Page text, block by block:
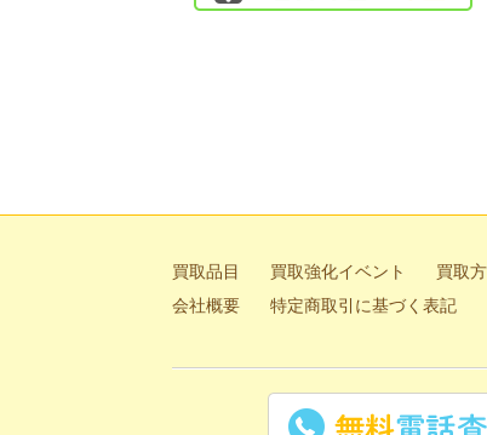
買取品目 買取強化イベント 買取
会社概要
特定商取引に基づく表記